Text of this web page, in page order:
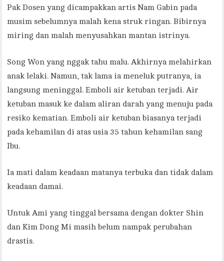
Pak Dosen yang dicampakkan artis Nam Gabin pada
musim sebelumnya malah kena struk ringan. Bibirnya
miring dan malah menyusahkan mantan istrinya.
Song Won yang nggak tahu malu. Akhirnya melahirkan
anak lelaki. Namun, tak lama ia meneluk putranya, ia
langsung meninggal. Emboli air ketuban terjadi. Air
ketuban masuk ke dalam aliran darah yang menuju pada
resiko kematian. Emboli air ketuban biasanya terjadi
pada kehamilan di atas usia 35 tahun kehamilan sang
Ibu.
Ia mati dalam keadaan matanya terbuka dan tidak dalam
keadaan damai.
Untuk Ami yang tinggal bersama dengan dokter Shin
dan Kim Dong Mi masih belum nampak perubahan
drastis.